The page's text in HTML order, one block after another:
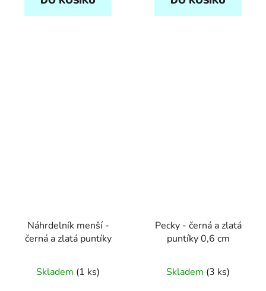
Náhrdelník menší -
černá a zlatá puntíky
Skladem (1 ks)
Pecky - černá a zlatá
puntíky 0,6 cm
Skladem (3 ks)